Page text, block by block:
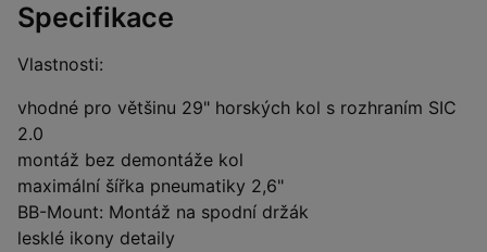
Specifikace
Vlastnosti:
vhodné pro většinu 29" horských kol s rozhraním SIC
2.0
montáž bez demontáže kol
maximální šířka pneumatiky 2,6"
BB-Mount: Montáž na spodní držák
lesklé ikony detaily